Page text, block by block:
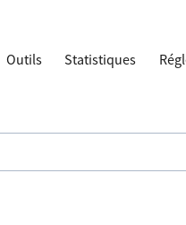
Outils Statistiques